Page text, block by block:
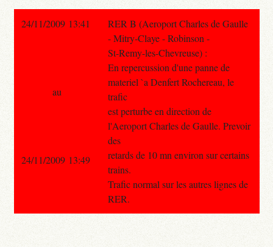
24/11/2009 13:41
RER B (Aeroport Charles de Gaulle
- Mitry-Claye - Robinson -
St-Remy-les-Chevreuse) :
En repercussion d'une panne de
materiel `a Denfert Rochereau, le
trafic
est perturbe en direction de
l'Aeroport Charles de Gaulle. Prevoir
des
retards de 10 mn environ sur certains
trains.
Trafic normal sur les autres lignes de
RER.
au
24/11/2009 13:49